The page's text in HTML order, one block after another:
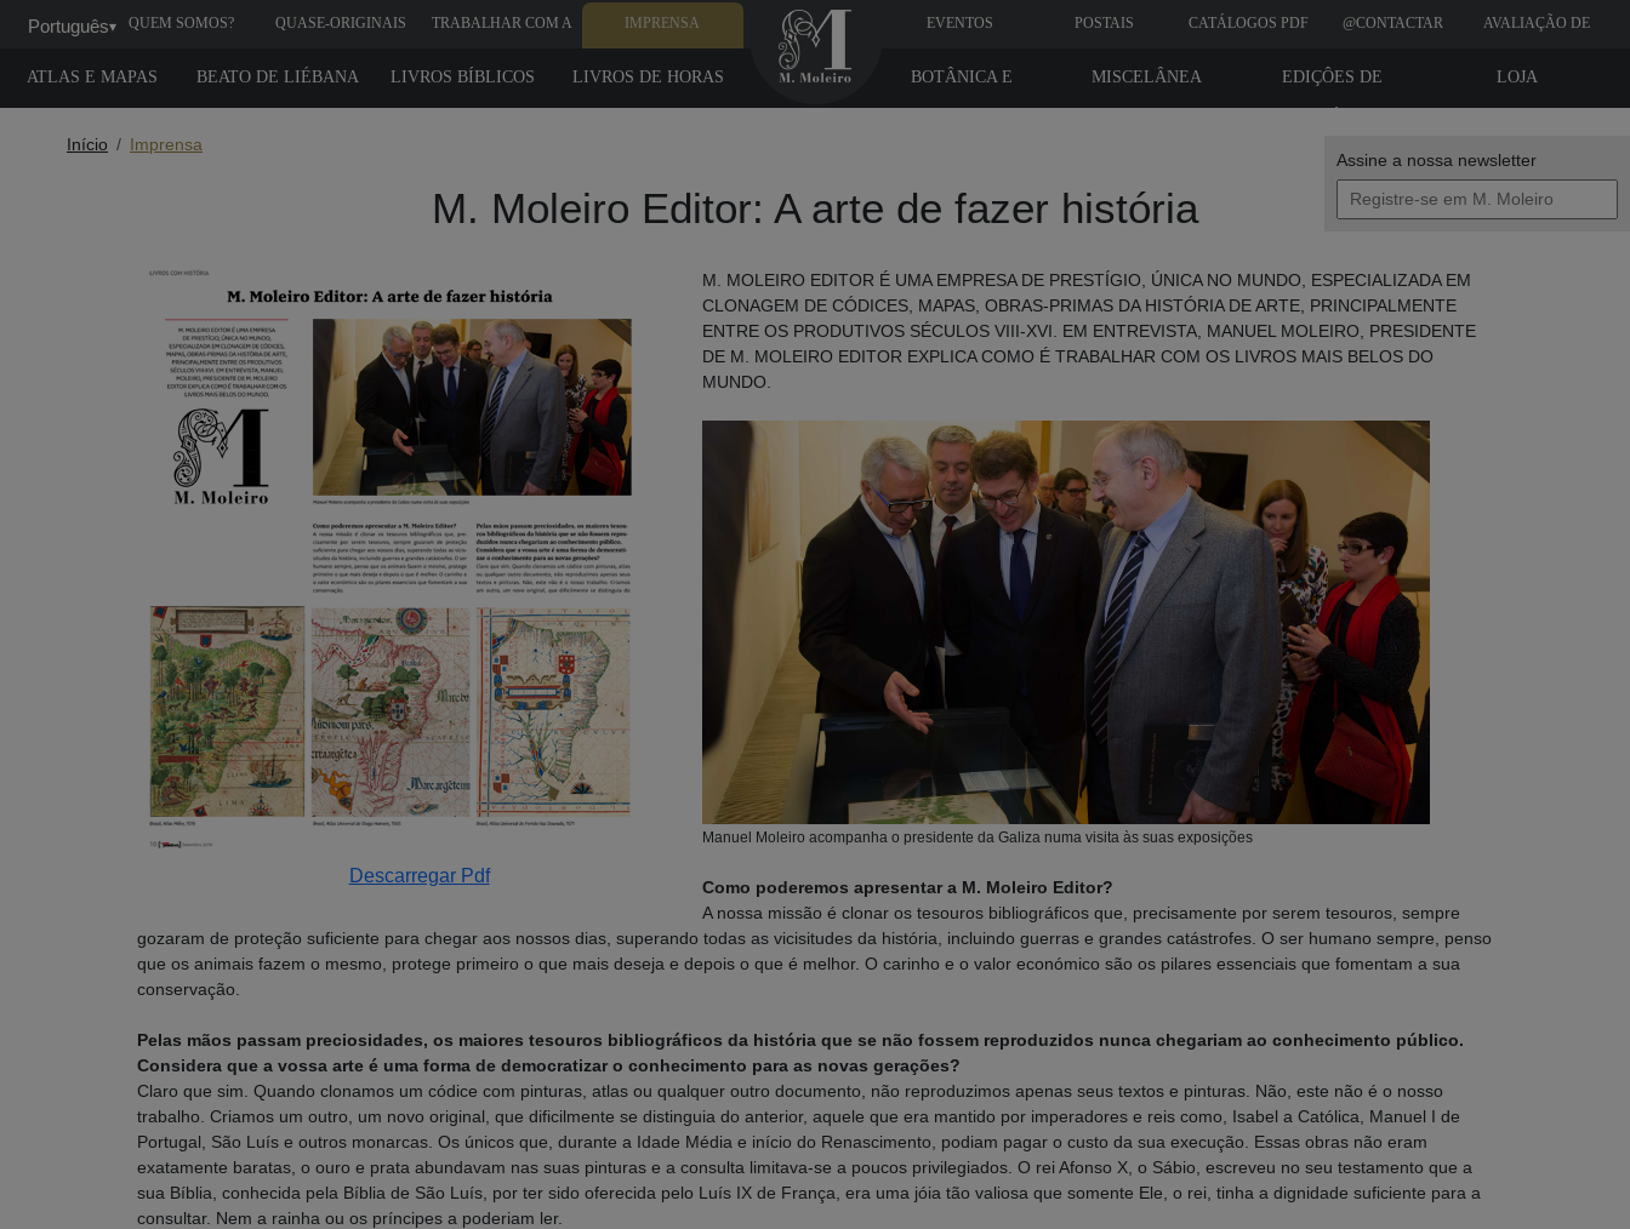
Assine a nossa newsletter
Português▾ QUEM SOMOS? QUASE-ORIGINAIS TRABALHAR COM A IMPRENSA EVENTOS POSTAIS CATÁLOGOS PDF @CONTACTAR AVALIAÇÃO DE
ATLAS E MAPAS BEATO DE LIÉBANA LIVROS BÍBLICOS LIVROS DE HORAS LOJA
EDIÇÔES DE
MISCELÂNEA
BOTÂNICA E
Início Imprensa
M. Moleiro Editor: A arte de fazer história
Descarregar Pdf
M. MOLEIRO EDITOR É UMA EMPRESA DE PRESTÍGIO, ÚNICA NO MUNDO, ESPECIALIZADA EM
CLONAGEM DE CÓDICES, MAPAS, OBRAS-PRIMAS DA HISTÓRIA DE ARTE, PRINCIPALMENTE
ENTRE OS PRODUTIVOS SÉCULOS VIII-XVI. EM ENTREVISTA, MANUEL MOLEIRO, PRESIDENTE
DE M. MOLEIRO EDITOR EXPLICA COMO É TRABALHAR COM OS LIVROS MAIS BELOS DO
MUNDO.
Manuel Moleiro acompanha o presidente da Galiza numa visita às suas exposições
Como poderemos apresentar a M. Moleiro Editor?
A nossa missão é clonar os tesouros bibliográficos que, precisamente por serem tesouros, sempre
gozaram de proteção suficiente para chegar aos nossos dias, superando todas as vicisitudes da história, incluindo guerras e grandes catástrofes. O ser humano sempre, penso
que os animais fazem o mesmo, protege primeiro o que mais deseja e depois o que é melhor. O carinho e o valor económico são os pilares essenciais que fomentam a sua
conservação.
Pelas mãos passam preciosidades, os maiores tesouros bibliográficos da história que se não fossem reproduzidos nunca chegariam ao conhecimento público.
Considera que a vossa arte é uma forma de democratizar o conhecimento para as novas gerações?
Claro que sim. Quando clonamos um códice com pinturas, atlas ou qualquer outro documento, não reproduzimos apenas seus textos e pinturas. Não, este não é o nosso
trabalho. Criamos um outro, um novo original, que dificilmente se distinguia do anterior, aquele que era mantido por imperadores e reis como, Isabel a Católica, Manuel I de
Portugal, São Luís e outros monarcas. Os únicos que, durante a Idade Média e início do Renascimento, podiam pagar o custo da sua execução. Essas obras não eram
exatamente baratas, o ouro e prata abundavam nas suas pinturas e a consulta limitava-se a poucos privilegiados. O rei Afonso X, o Sábio, escreveu no seu testamento que a
sua Bíblia, conhecida pela Bíblia de São Luís, por ter sido oferecida pelo Luís IX de França, era uma jóia tão valiosa que somente Ele, o rei, tinha a dignidade suficiente para a
consultar. Nem a rainha ou os príncipes a poderiam ler.